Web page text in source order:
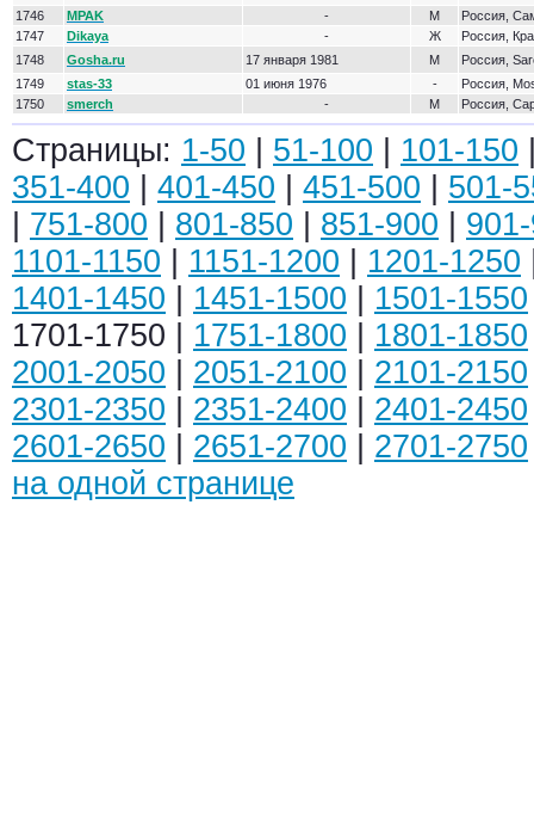
1746
MPAK - М
Россия,
1747
Dikaya - Ж
Россия,
1748
Gosha.ru 17 января 1981 М
Россия,
1749
stas-33 01 июня 1976 -
Россия,
1750
smerch - М Россия,
Страницы: 1-50 51-100 101-150
351-400
401-450 451-500
501-
751-800 801-850 851-900
1101-1150
1151-1200 1201-1250
1401-1450
1451-1500 1501-1550
1701-1750 | 1751-1800 1801-1850
2001-2050
2051-2100 2101-2150
2301-2350
2351-2400 2401-2450
2601-2650
2651-2700 2701-2750
на одной странице